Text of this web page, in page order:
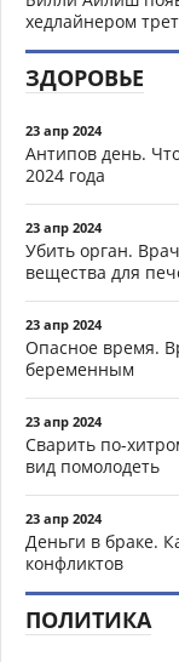
хедлайнером
ЗДОРОВЬЕ
23 апр 2024
Антипов день.
2024 года
23 апр 2024
Убить орган.
вещества для
23 апр 2024
Опасное время.
беременным
23 апр 2024
Сварить по-
вид помолодеть
23 апр 2024
Деньги в браке.
конфликтов
ПОЛИТИКА